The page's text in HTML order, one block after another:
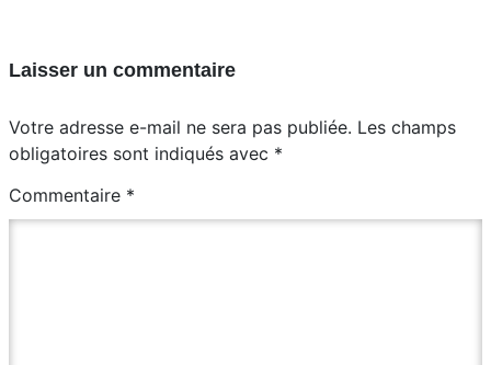
Laisser un commentaire
Votre adresse e-mail ne sera pas publiée. Les champs
obligatoires sont indiqués avec *
Commentaire *